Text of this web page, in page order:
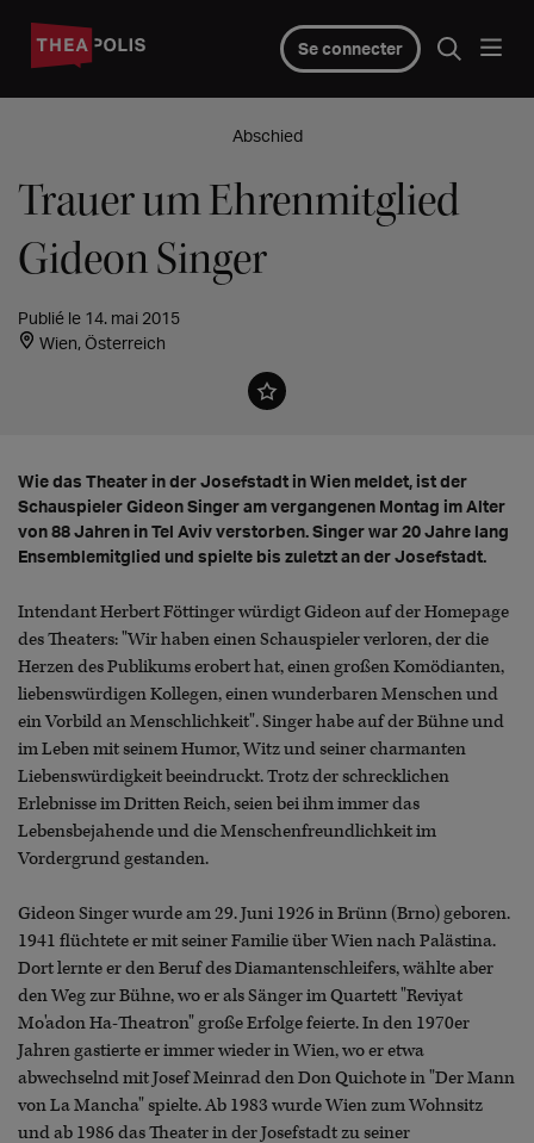
Se connecter
Abschied
Trauer um Ehrenmitglied
Gideon Singer
Publié le 14. mai 2015
Wien, Österreich
Wie das Theater in der Josefstadt in Wien meldet, ist der
Schauspieler Gideon Singer am vergangenen Montag im Alter
von 88 Jahren in Tel Aviv verstorben. Singer war 20 Jahre lang
Ensemblemitglied und spielte bis zuletzt an der Josefstadt.
Intendant Herbert Föttinger würdigt Gideon auf der Homepage
des Theaters: "Wir haben einen Schauspieler verloren, der die
Herzen des Publikums erobert hat, einen großen Komödianten,
liebenswürdigen Kollegen, einen wunderbaren Menschen und
ein Vorbild an Menschlichkeit". Singer habe auf der Bühne und
im Leben mit seinem Humor, Witz und seiner charmanten
Liebenswürdigkeit beeindruckt. Trotz der schrecklichen
Erlebnisse im Dritten Reich, seien bei ihm immer das
Lebensbejahende und die Menschenfreundlichkeit im
Vordergrund gestanden.
Gideon Singer wurde am 29. Juni 1926 in Brünn (Brno) geboren.
1941 flüchtete er mit seiner Familie über Wien nach Palästina.
Dort lernte er den Beruf des Diamantenschleifers, wählte aber
den Weg zur Bühne, wo er als Sänger im Quartett "Reviyat
Mo'adon Ha-Theatron" große Erfolge feierte. In den 1970er
Jahren gastierte er immer wieder in Wien, wo er etwa
abwechselnd mit Josef Meinrad den Don Quichote in "Der Mann
von La Mancha" spielte. Ab 1983 wurde Wien zum Wohnsitz
und ab 1986 das Theater in der Josefstadt zu seiner